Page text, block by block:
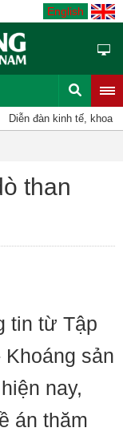
English
Diễn đàn kinh tế, khoa
than
tin từ Tập
Khoáng sản
nay,
án thăm